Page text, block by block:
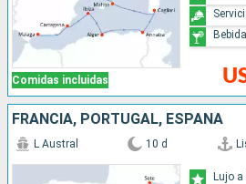
Comidas incluidas
FRANCIA, PORTUGAL, ESPAÑA
L Austral 10 d
Lujo